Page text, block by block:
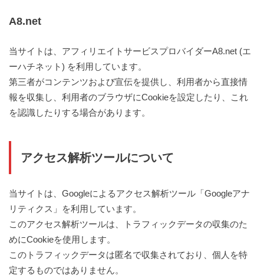
A8.net
当サイトは、アフィリエイトサービスプロバイダーA8.net (エ
ーハチネット) を利用しています。
第三者がコンテンツおよび宣伝を提供し、利用者から直接情
報を収集し、利用者のブラウザにCookieを設定したり、これ
を認識したりする場合があります。
アクセス解析ツールについて
当サイトは、Googleによるアクセス解析ツール「Googleアナ
リティクス」を利用しています。
このアクセス解析ツールは、トラフィックデータの収集のた
めにCookieを使用します。
このトラフィックデータは匿名で収集されており、個人を特
定するものではありません。